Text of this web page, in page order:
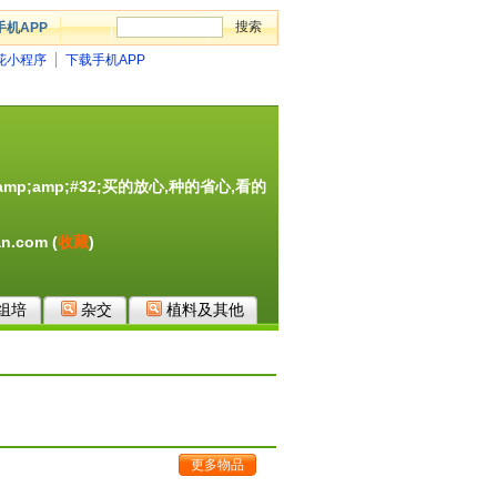
机APP
小程序
下载手机APP
买的放心,种的省心,看的
(收藏)
培 杂交 植料及其他
更多物品